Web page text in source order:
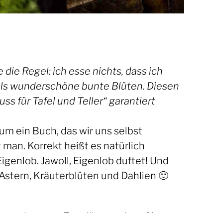
Regel: ich esse nichts, dass ich
wunderschöne bunte Blüten. Diesen
für Tafel und Teller“ garantiert
ein Buch, das wir uns selbst
Korrekt heißt es natürlich
Jawoll, Eigenlob duftet! Und
Kräuterblüten und Dahlien 🙂